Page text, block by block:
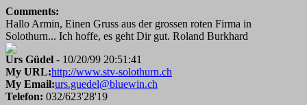
Comments:
Hallo Armin, Einen Gruss aus der grossen roten Firma in
Solothurn... Ich hoffe, es geht Dir gut. Roland Burkhard
Urs Güdel - 10/20/99 20:51:41
My URL:http://www.stv-solothurn.ch
My Email:urs.guedel@bluewin.ch
Telefon: 032/623'28'19